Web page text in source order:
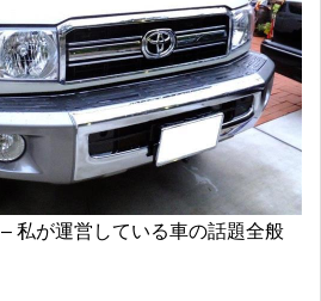
– 私が運営している車の話題全般